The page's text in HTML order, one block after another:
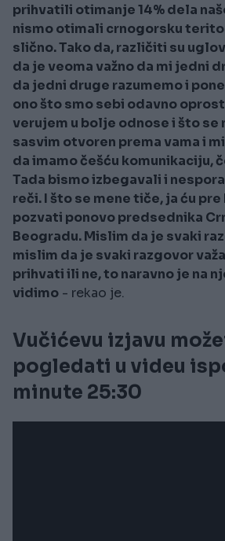
prihvatili otimanje 14% dela
nismo otimali crnogorsku
slično. Tako da, različiti su
da je veoma važno da mi jedni
da jedni druge razumemo i
ono što smo sebi odavno
verujem u bolje odnose i što se
sasvim otvoren prema vama i
da imamo češću komunikaciju,
Tada bismo izbegavali i
reči. I što se mene tiče, ja ću
pozvati ponovo predsednika
Beogradu. Mislim da je svaki
mislim da je svaki razgovor
prihvati ili ne, to naravno je na
vidimo - rekao je.
Vučićevu izjavu
pogledati u videu
minute 25:30